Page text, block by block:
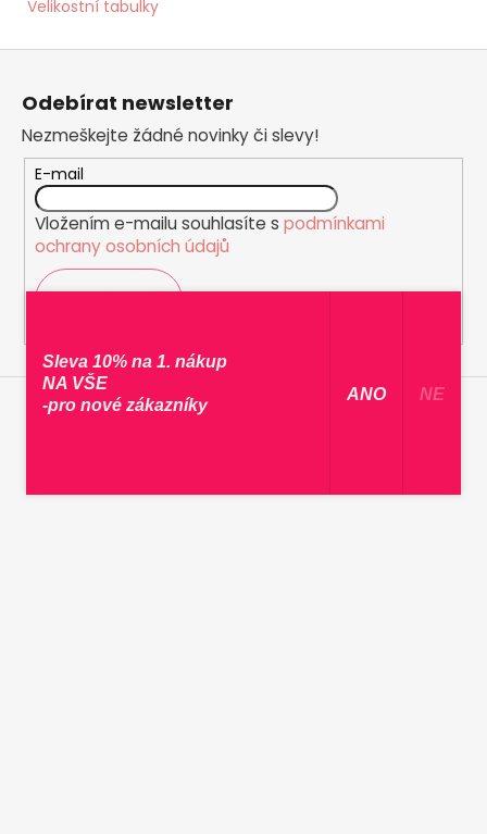
Velikostní tabulky
Odebírat newsletter
Nezmeškejte žádné novinky či slevy!
E-mail
Vložením e-mailu souhlasíte s podmínkami
ochrany osobních údajů
Sleva 10% na 1. nákup
NA VŠE
-pro nové zákazníky
​ ANO ​ NE